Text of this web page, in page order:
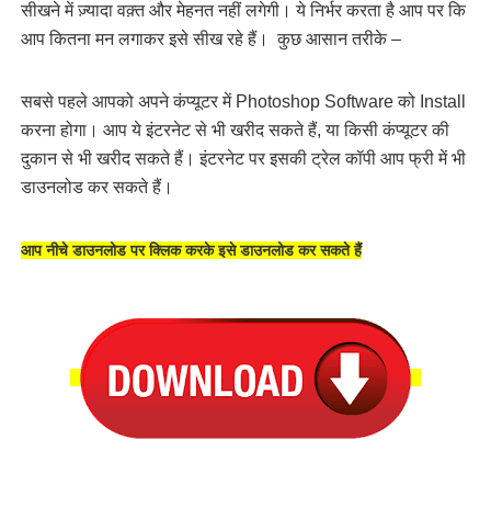
सीखने में ज़्यादा वक़्त और मेहनत नहीं लगेगी। ये निर्भर करता है आप पर कि
आप कितना मन लगाकर इसे सीख रहे हैं। कुछ आसान तरीके –
सबसे पहले आपको अपने कंप्यूटर में Photoshop Software को Install
करना होगा। आप ये इंटरनेट से भी खरीद सकते हैं, या किसी कंप्यूटर की
दुकान से भी खरीद सकते हैं। इंटरनेट पर इसकी ट्रेल कॉपी आप फ्री में भी
डाउनलोड कर सकते हैं।
आप नीचे डाउनलोड पर क्लिक करके इसे डाउनलोड कर सकते हैं